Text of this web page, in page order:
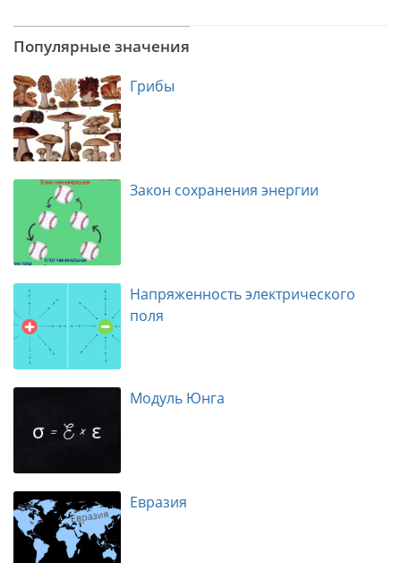
Популярные значения
Грибы
Закон сохранения энергии
Напряженность электрического
поля
Модуль Юнга
Евразия